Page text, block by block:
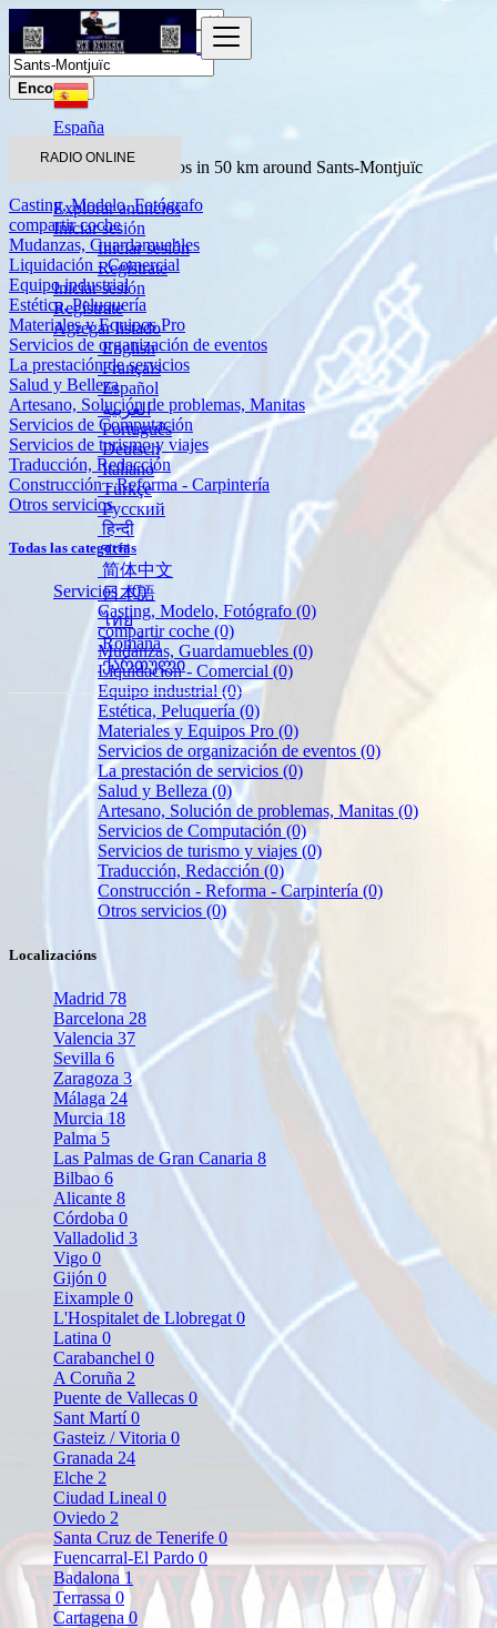
RADIO ONLINE
Explorar anuncios
Iniciar sesión
Iniciar sesión
Regístrate
Iniciar sesión
Regístrate
Agregar listado
English
Français
Español
العربية
Português
Deutsch
Italiano
Türkçe
Русский
हिन्दी
বাংলা
简体中文
日本語
ไทย
Română
ქართული
Encontrar
España
Todos los Anuncios in 50 km around Sants-Montjuïc
Casting, Modelo, Fotógrafo
compartir coche
Mudanzas, Guardamuebles
Liquidación - Comercial
Equipo industrial
Estética, Peluquería
Materiales y Equipos Pro
Servicios de organización de eventos
La prestación de servicios
Salud y Belleza
Artesano, Solución de problemas, Manitas
Servicios de Computación
Servicios de turismo y viajes
Traducción, Redacción
Construcción - Reforma - Carpintería
Otros servicios
Todas las categorías
Servicios(0)
Casting, Modelo, Fotógrafo (0)
compartir coche (0)
Mudanzas, Guardamuebles (0)
Liquidación - Comercial (0)
Equipo industrial(0)
Estética, Peluquería (0)
Materiales y Equipos Pro (0)
Servicios de organización de eventos (0)
La prestación de servicios (0)
Salud y Belleza (0)
Artesano, Solución de problemas, Manitas (0)
Servicios de Computación (0)
Servicios de turismo y viajes(0)
Traducción, Redacción (0)
Construcción - Reforma - Carpintería (0)
Otros servicios (0)
Localizacións
Madrid 78
Barcelona 28
Valencia 37
Sevilla 6
Zaragoza 3
Málaga24
Murcia18
Palma 5
Las Palmas de Gran Canaria 8
Bilbao 6
Alicante 8
Córdoba 0
Valladolid 3
Vigo 0
Gijón 0
Eixample 0
L'Hospitalet de Llobregat 0
Latina 0
Carabanchel 0
A Coruña 2
Puente de Vallecas 0
Sant Martí0
Gasteiz / Vitoria 0
Granada 24
Elche 2
Ciudad Lineal 0
Oviedo 2
Santa Cruz de Tenerife0
Fuencarral-El Pardo 0
Badalona 1
Terrassa 0
Cartagena 0